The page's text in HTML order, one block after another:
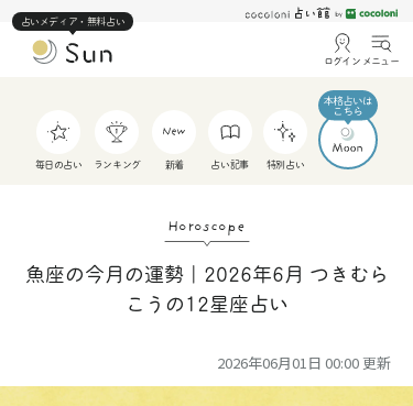
占いメディア・無料占い
ログイン メニュー
毎日の占い ランキング 新着 占い記事 特別占い
Horoscope
魚座の今月の運勢｜2026年6月 つきむら
こうの12星座占い
2026年06月01日 00:00更新